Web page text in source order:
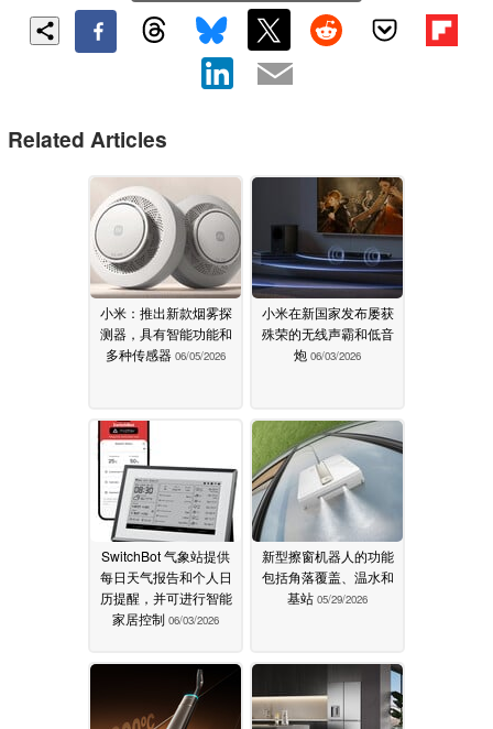
Related Articles
小米：推出新款烟雾探
测器，具有智能功能和
多种传感器 06/05/2026
小米在新国家发布屡获
殊荣的无线声霸和低音
炮 06/03/2026
SwitchBot 气象站提供
每日天气报告和个人日
历提醒，并可进行智能
家居控制 06/03/2026
新型擦窗机器人的功能
包括角落覆盖、温水和
基站 05/29/2026